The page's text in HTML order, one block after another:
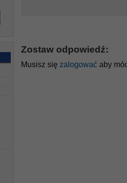
Zostaw odpowiedź:
Musisz się zalogować aby